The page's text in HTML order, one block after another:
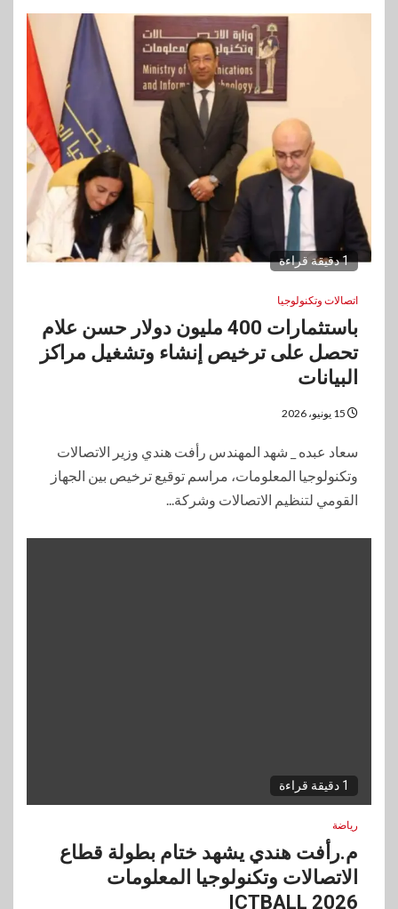
1 دقيقة قراءة
اتصالات وتكنولوجيا
باستثمارات 400 مليون دولار حسن علام
تحصل على ترخيص إنشاء وتشغيل مراكز
البيانات
سعاد عبده _ شهد المهندس رأفت هندي وزير الاتصالات
وتكنولوجيا المعلومات، مراسم توقيع ترخيص بين الجهاز
القومي لتنظيم الاتصالات وشركة...
1 دقيقة قراءة
رياضة
م.رأفت هندي يشهد ختام بطولة قطاع
الاتصالات وتكنولوجيا المعلومات
ICTBALL 2026